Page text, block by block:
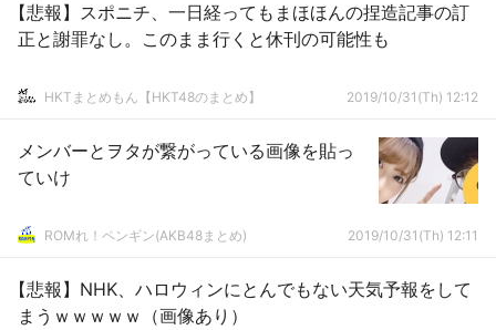
【悲報】スポニチ、一日経ってもまほほんの捏造記事の訂
正と謝罪なし。このまま行くと休刊の可能性も
HKTまとめもん【HKT48のまとめ】 2019/10/31(Th) 12:12
メンバーとヲタが繋がっている画像を貼っ
ていけ
ROMれ！ペンギン(AKB48まとめ) 2019/10/31(Th) 12:11
【悲報】NHK、ハロウィンにとんでもない天気予報をして
まうｗｗｗｗｗ（画像あり）